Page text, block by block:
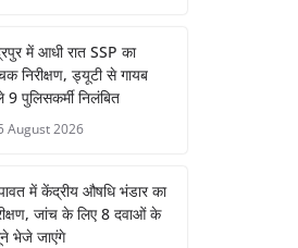
में आधी रात SSP का
निरीक्षण, ड्यूटी से गायब
9 पुलिसकर्मी निलंबित
August 2026
में केंद्रीय औषधि भंडार का
जांच के लिए 8 दवाओं के
भेजे जाएंगे